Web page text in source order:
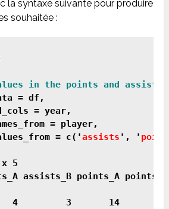
la syntaxe suivante pour produire
souhaitée :
= df,
= year,
= player,
= c('
assists ', '
5
assists_B points_A points_B
4         3       14       22